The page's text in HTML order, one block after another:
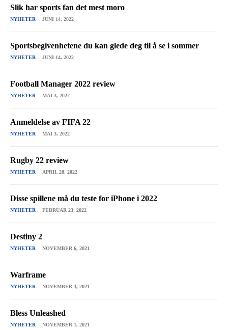
Slik har sports fan det mest moro
NYHETER JUNI 14, 2022
Sportsbegivenhetene du kan glede deg til å se i sommer
NYHETER JUNI 14, 2022
Football Manager 2022 review
NYHETER MAI 3, 2022
Anmeldelse av FIFA 22
NYHETER MAI 3, 2022
Rugby 22 review
NYHETER APRIL 28, 2022
Disse spillene må du teste for iPhone i 2022
NYHETER FEBRUAR 23, 2022
Destiny 2
NYHETER NOVEMBER 6, 2021
Warframe
NYHETER NOVEMBER 3, 2021
Bless Unleashed
NYHETER NOVEMBER 1, 2021